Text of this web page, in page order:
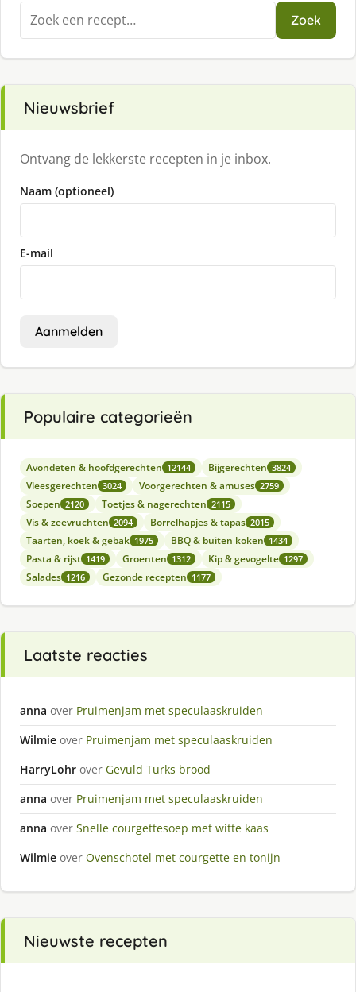
Zoeken
naar:
Zoek
Nieuwsbrief
Ontvang de lekkerste recepten in je inbox.
Naam (optioneel)
E-mail
Aanmelden
Populaire categorieën
Avondeten & hoofdgerechten 12144 Bijgerechten 3824
Vleesgerechten 3024 Voorgerechten & amuses 2759
Soepen 2120 Toetjes & nagerechten 2115
Vis & zeevruchten 2094 Borrelhapjes & tapas 2015
Taarten, koek & gebak 1975 BBQ & buiten koken 1434
Pasta & rijst 1419 Groenten 1312 Kip & gevogelte 1297
Salades 1216 Gezonde recepten 1177
Laatste reacties
anna over Pruimenjam met speculaaskruiden
Wilmie over Pruimenjam met speculaaskruiden
HarryLohr over Gevuld Turks brood
anna over Pruimenjam met speculaaskruiden
anna over Snelle courgettesoep met witte kaas
Wilmie over Ovenschotel met courgette en tonijn
Nieuwste recepten